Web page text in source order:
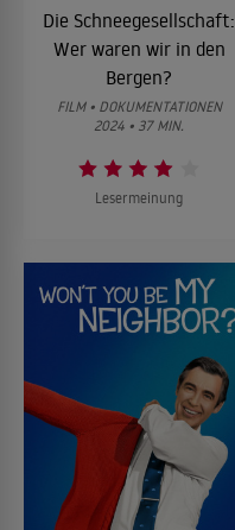
Die Schneegesellschaft:
Wer waren wir in den
Bergen?
FILM • DOKUMENTATIONEN
2024 • 37 MIN.
Lesermeinung